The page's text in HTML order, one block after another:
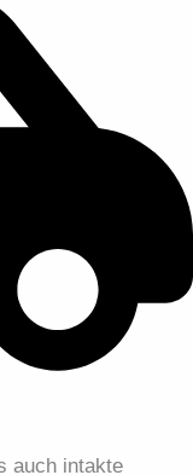
auch intakte